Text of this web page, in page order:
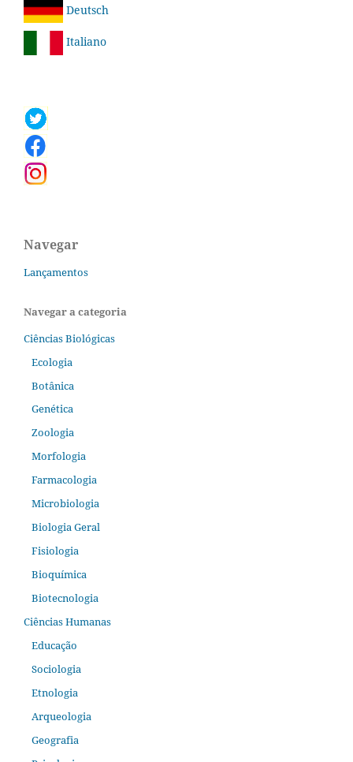
Deutsch
Italiano
Navegar
Lançamentos
Navegar a categoria
Ciências Biológicas
Ecologia
Botânica
Genética
Zoologia
Morfologia
Farmacologia
Microbiologia
Biologia Geral
Fisiologia
Bioquímica
Biotecnologia
Ciências Humanas
Educação
Sociologia
Etnologia
Arqueologia
Geografia